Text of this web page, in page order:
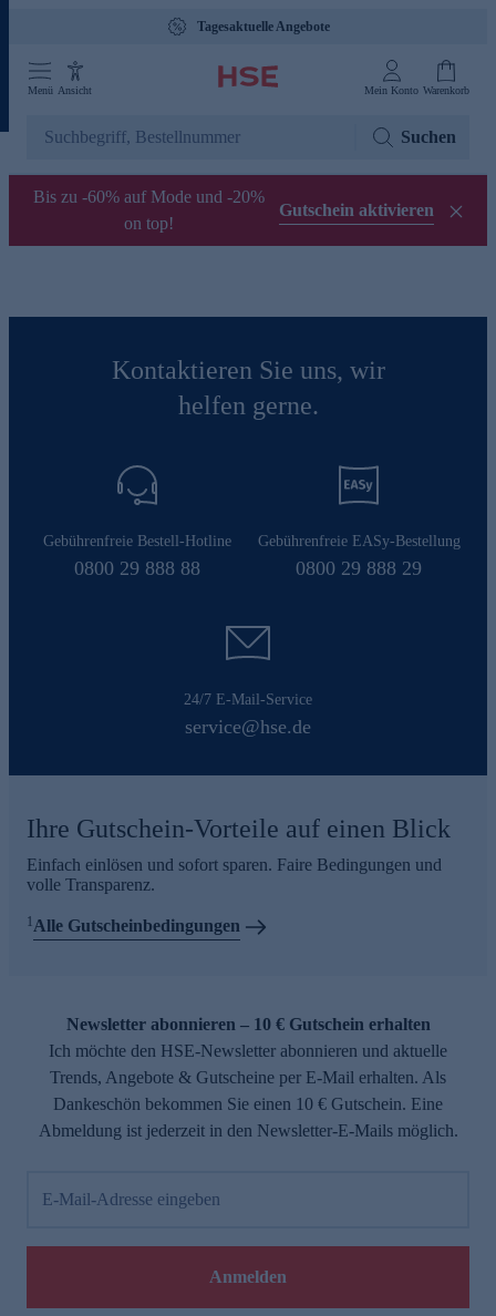
Tagesaktuelle Angebote
Menü Ansicht Mein Konto Warenkorb
Suchen
Bis zu -60% auf Mode und -20%
on top!
Gutschein aktivieren
Kontaktieren Sie uns, wir
helfen gerne.
Gebührenfreie Bestell-Hotline
0800 29 888 88
Gebührenfreie EASy-Bestellung
0800 29 888 29
24/7 E-Mail-Service
service@hse.de
Ihre Gutschein-Vorteile auf einen Blick
Einfach einlösen und sofort sparen. Faire Bedingungen und
volle Transparenz.
1Alle Gutscheinbedingungen
Newsletter abonnieren – 10 € Gutschein erhalten
Ich möchte den HSE-Newsletter abonnieren und aktuelle
Trends, Angebote & Gutscheine per E-Mail erhalten. Als
Dankeschön bekommen Sie einen 10 € Gutschein. Eine
Abmeldung ist jederzeit in den Newsletter-E-Mails möglich.
E-Mail-Adresse eingeben
Anmelden